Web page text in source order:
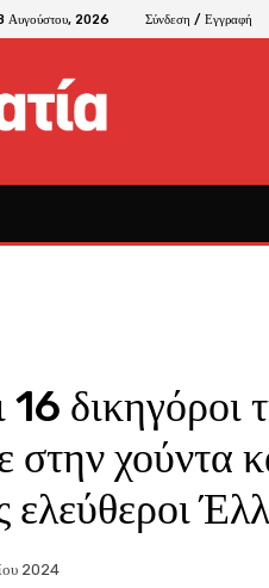
Αυγούστου, 2026 Σύνδεση / Εγγραφή
δικηγόροι
στην χούντα
ελεύθεροι
2024